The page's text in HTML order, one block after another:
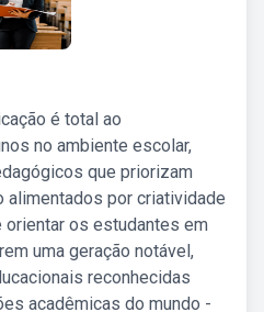
é total ao
no ambiente escolar,
que priorizam
alimentados por criatividade
orientar os estudantes em
uma geração notável,
reconhecidas
acadêmicas do mundo -